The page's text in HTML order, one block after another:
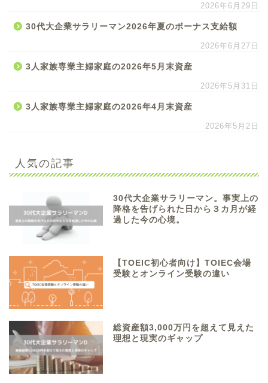
2026年6月29日
30代大企業サラリーマン2026年夏のボーナス支給額
2026年6月27日
3人家族専業主婦家庭の2026年5月末資産
2026年5月31日
3人家族専業主婦家庭の2026年4月末資産
2026年5月2日
人気の記事
30代大企業サラリーマン。事実上の
降格を告げられた日から３カ月が経
過した今の心境。
【TOEIC初心者向け】TOIEC会場
受験とオンライン受験の違い
総資産額3,000万円を超えて見えた
理想と現実のギャップ